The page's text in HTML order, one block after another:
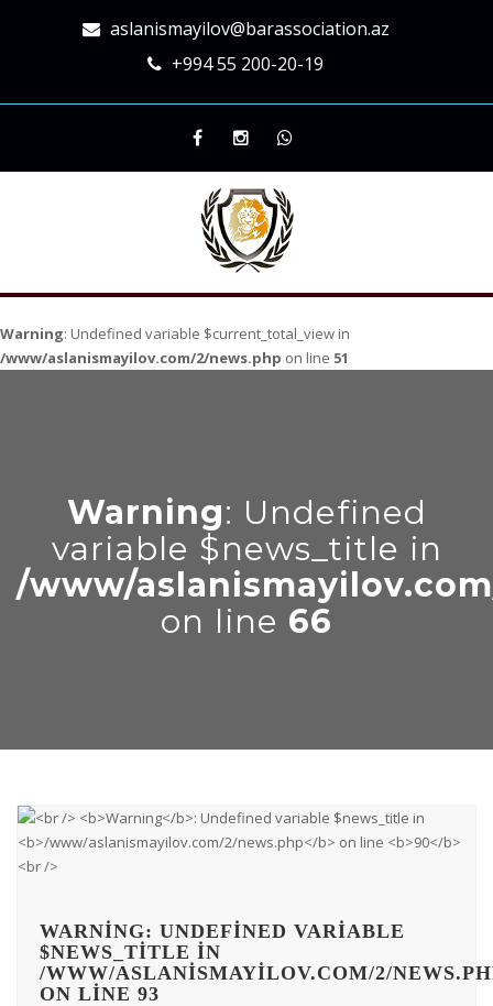
aslanismayilov@barassociation.az
+994 55 200-20-19
Warning: Undefined variable $current_total_view in
/www/aslanismayilov.com/2/news.php on line 51
Warning: Undefined
variable $news_title in
/www/
on line 66
WARNING: UNDEFINED VARIABLE
$NEWS_TITLE IN
/WWW/ASLANISMAYILOV.COM/2/
ON LINE 93